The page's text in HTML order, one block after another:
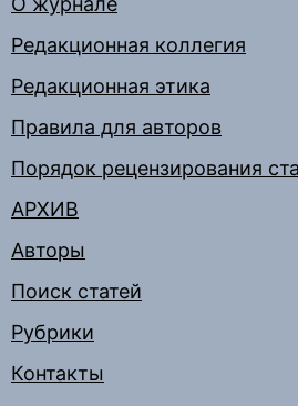
Редакционная коллегия
Редакционная этика
Правила для авторов
Порядок рецензирования
АРХИВ
Авторы
Поиск статей
Рубрики
Контакты